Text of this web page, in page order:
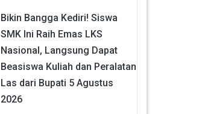
Bikin Bangga Kediri! Siswa
SMK Ini Raih Emas LKS
Nasional, Langsung Dapat
Beasiswa Kuliah dan Peralatan
Las dari Bupati 5 Agustus
2026